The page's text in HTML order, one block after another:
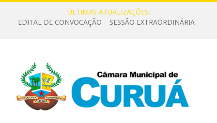
ÚLTIMAS ATUALIZAÇÕES:
EDITAL DE CONVOCAÇÃO – SESSÃO EXTRAORDINÁRIA